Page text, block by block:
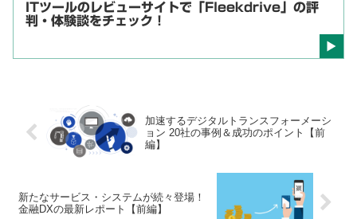
ITツールのレビューサイトで「Fleekdrive」の評
判・体験談をチェック！
加速するデジタルトランスフォーメーシ
ョン 20社の事例＆成功のポイント【前
編】
新たなサービス・システムが続々登場！
金融DXの最新レポート【前編】